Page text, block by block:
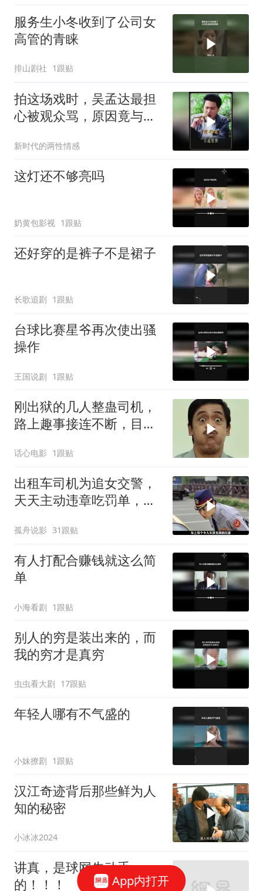
服务生小冬收到了公司女
高管的青睐
排山剧社 1跟贴
拍这场戏时，吴孟达最担
心被观众骂，原因竟与周
新时代的两性情感
这灯还不够亮吗
奶黄包影视 1跟贴
还好穿的是裤子不是裙子
长歌追剧 1跟贴
台球比赛星爷再次使出骚
操作
王国说剧 1跟贴
刚出狱的几人整蛊司机，
路上趣事接连不断，目的
话心电影 1跟贴
出租车司机为追女交警，
天天主动违章吃罚单，这
孤舟说影 31跟贴
有人打配合赚钱就这么简
单
小海看剧 1跟贴
别人的穷是装出来的，而
我的穷才是真穷
虫虫看大剧 17跟贴
年轻人哪有不气盛的
小妹撩剧 1跟贴
汉江奇迹背后那些鲜为人
知的秘密
小冰冰2024
讲真，是球网先动手
的！！！
App内打开